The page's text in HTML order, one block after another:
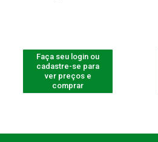
Faça seu login ou
cadastre-se para
ver preços e
comprar